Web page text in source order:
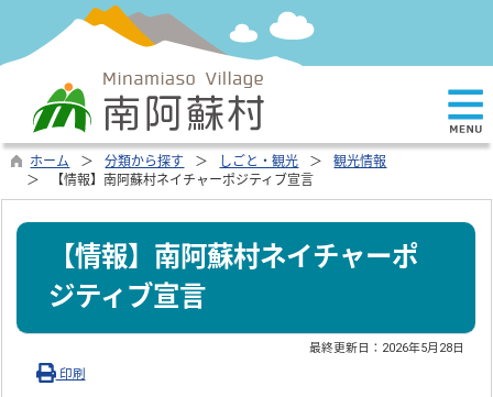
ホーム 分類から探す しごと・観光
観光情報
【情報】南阿蘇村ネイチャーポジティブ宣言
【情報】南阿蘇村ネイチャーポ
ジティブ宣言
最終更新日： 2026年5月28日
印刷